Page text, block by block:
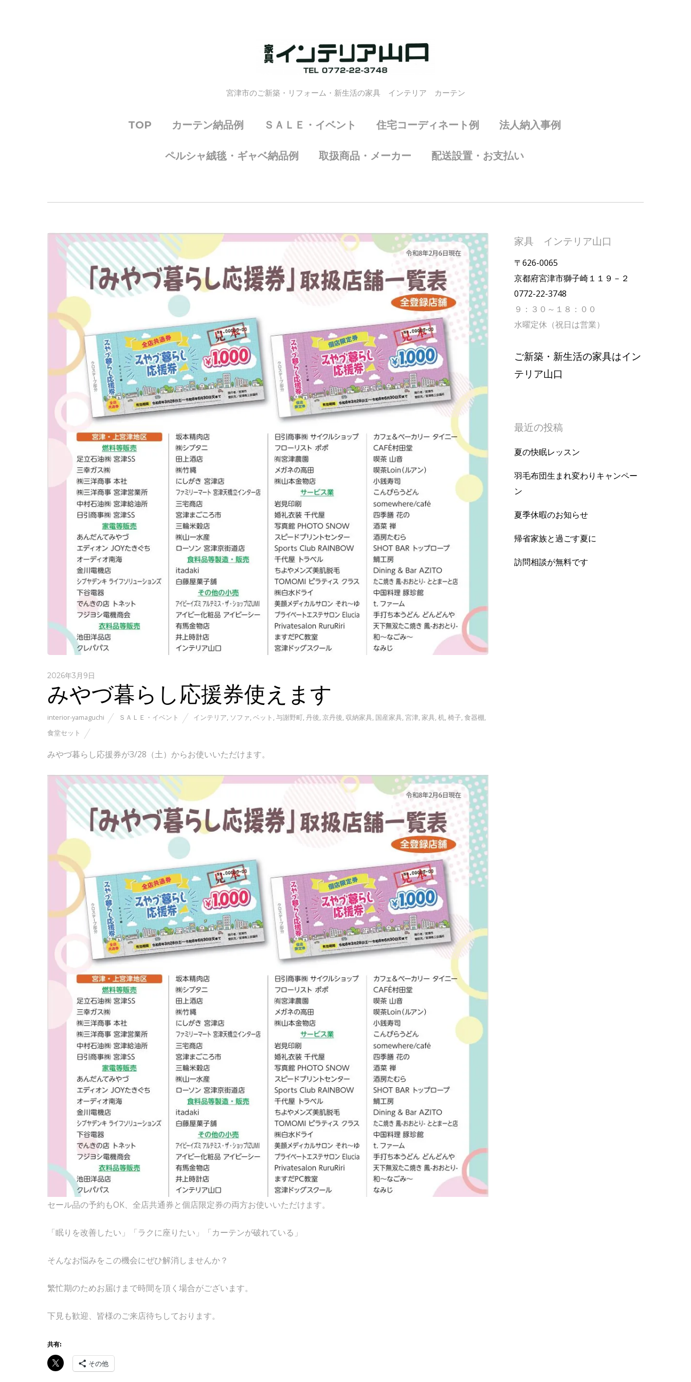
宮津市のご新築・リフォーム・新生活の家具 インテリア カーテン
TOP カーテン納品例 ＳＡＬＥ・イベント 住宅コーディネート例 法人納入事例
ペルシャ絨毯・ギャベ納品例 取扱商品・メーカー 配送設置・お支払い
2026年3月9日
みやづ暮らし応援券使えます
interior-yamaguchi ＳＡＬＥ・イベント インテリア, ソファ,ベット ,与謝野町,丹後,京丹後, 収納家具, 国産家具,宮津,家具,机,椅子,食器棚,
食堂セット
みやづ暮らし応援券が3/28（土）からお使いいただけます。
セール品の予約もOK、全店共通券と個店限定券の両方お使いいただけます。
「眠りを改善したい」「ラクに座りたい」「カーテンが破れている」
そんなお悩みをこの機会にぜひ解消しませんか？
繁忙期のためお届けまで時間を頂く場合がございます。
下見も歓迎、皆様のご来店待ちしております。
共有:
その他
家具 インテリア山口
〒626-0065
京都府宮津市獅子崎１１９－２
0772-22-3748
９：３０～１８：００
水曜定休（祝日は営業）
ご新築・新生活の家具はイン
テリア山口
最近の投稿
夏の快眠レッスン
羽毛布団生まれ変わりキャンペー
ン
夏季休暇のお知らせ
帰省家族と過ごす夏に
訪問相談が無料です